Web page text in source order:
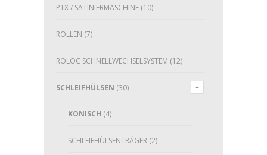
PTX / SATINIERMASCHINE (10)
ROLLEN (7)
ROLOC SCHNELLWECHSELSYSTEM (12)
SCHLEIFHÜLSEN (30)
KONISCH (4)
SCHLEIFHÜLSENTRÄGER (2)